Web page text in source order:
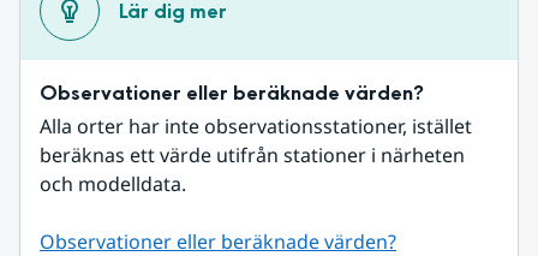
Lär dig mer
Observationer eller beräknade värden?
Alla orter har inte observationsstationer, istället
beräknas ett värde utifrån stationer i närheten
och modelldata.
Observationer eller beräknade värden?